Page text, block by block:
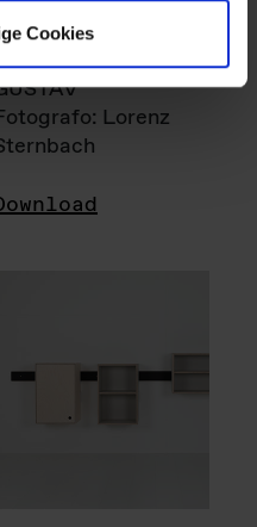
Cookies
Lorenz